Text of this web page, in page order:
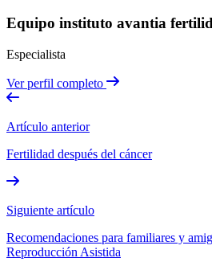
Equipo instituto avantia
Especialista
Ver perfil completo
Artículo anterior
Fertilidad después del cáncer
Siguiente artículo
Recomendaciones para familiares y
Reproducción Asistida